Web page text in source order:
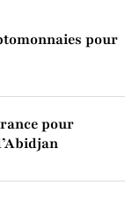
pour
pour